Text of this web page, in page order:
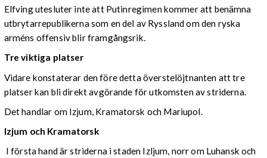
Elfving utesluter inte att Putinregimen kommer att benämna
utbrytarrepublikerna som en del av Ryssland om den ryska
arméns offensiv blir framgångsrik.
Tre viktiga platser
Vidare konstaterar den före detta överstelöjtnanten att tre
platser kan bli direkt avgörande för utkomsten av striderna.
Det handlar om Izjum, Kramatorsk och Mariupol.
Izjum och Kramatorsk
I första hand är striderna i staden Izljum, norr om Luhansk och